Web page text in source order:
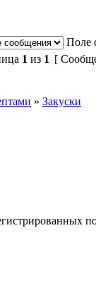
Поле
1 из 1 [
» Закуски